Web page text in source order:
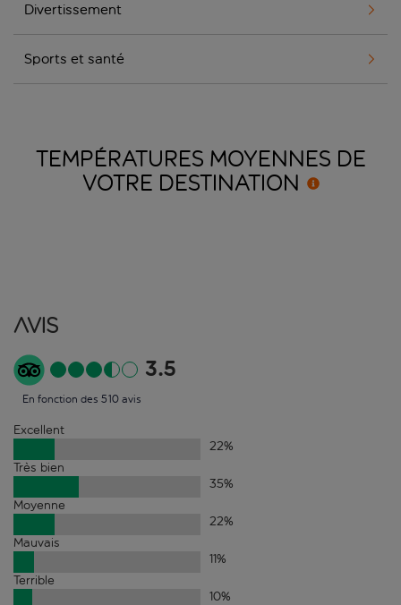
Divertissement
Sports et santé
TEMPÉRATURES MOYENNES DE
VOTRE DESTINATION
Avis
3.5
En fonction des 510 avis
Excellent
22%
Très bien
35%
Moyenne
22%
Mauvais
11%
Terrible
10%